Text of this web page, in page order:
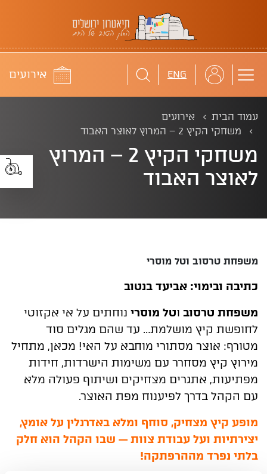
תיאטרון ירושלים
ENG לוח
אירועים
עמוד הבית
אירועים
משחקי הקיץ 2 – המרוץ לאוצר האבוד
משחקי הקיץ 2 – המרוץ
לאוצר האבוד
משפחת טרסוב וטל מוסרי
כתיבה ובימוי: אביעד בנטוב
משפחת טרסוב וטל מוסרי נוחתים על אי אקזוטי
לחופשת קיץ מושלמת… עד שהם מגלים סוד
מטורף: אוצר מסתורי מוחבא על האי! מכאן, מתחיל
מירוץ קיץ מסחרר עם משימות הישרדות, חידות
מפתיעות, אתגרים מצחיקים ושיתוף פעולה מלא
עם הקהל בדרך לפיענוח מפת האוצר.
מופע קיץ מצחיק, סוחף ומלא באדרנלין על אומץ,
יצירתיות ועל עבודת צוות — שבו הקהל הוא חלק
בלתי נפרד מההרפתקה!